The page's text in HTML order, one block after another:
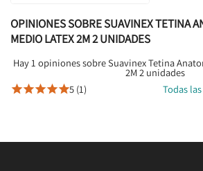
OPINIONES SOBRE SUAVINEX TETINA
MEDIO LATEX 2M 2 UNIDADES
Hay 1 opiniones sobre Suavinex Tetina
2M 2 unidades
5 (1) Todas